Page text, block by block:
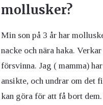
mollusker?
Min son på 3 år har
nacke och nära haka.
försvinna. Jag ( mamma)
ansikte, och undrar om det
kan göra för att få bort